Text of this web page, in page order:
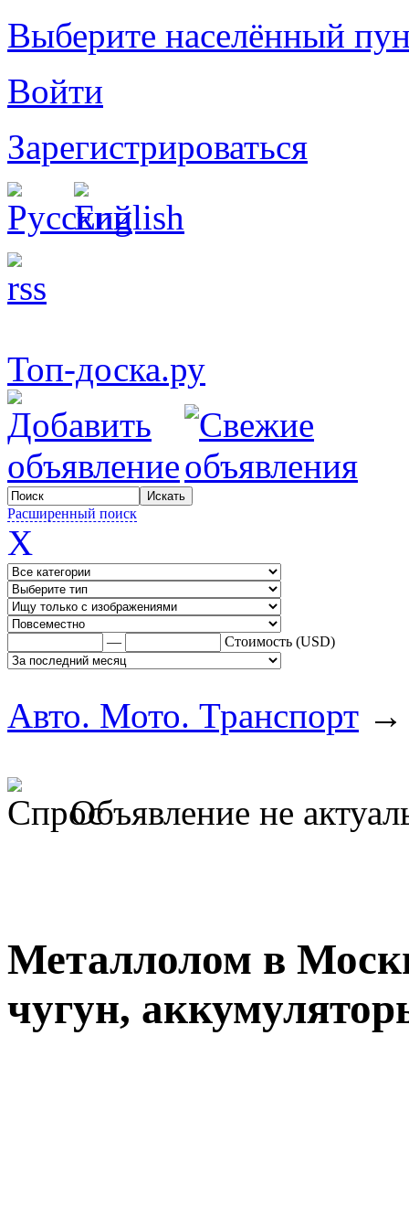
Выберите населённый
Войти
Зарегистрироваться
Топ-доска.ру
Расширенный поиск
X
— Стоимость (USD)
Авто. Мото. Транспорт
Объявление не
Металлолом в
чугун,